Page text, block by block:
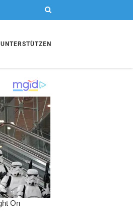
UNTERSTÜTZEN